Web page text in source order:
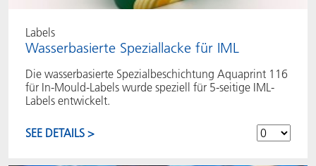
Labels
Wasserbasierte Speziallacke für IML
Die wasserbasierte Spezialbeschichtung Aquaprint 116
für In-Mould-Labels wurde speziell für 5-seitige IML-
Labels entwickelt.
SEE DETAILS >